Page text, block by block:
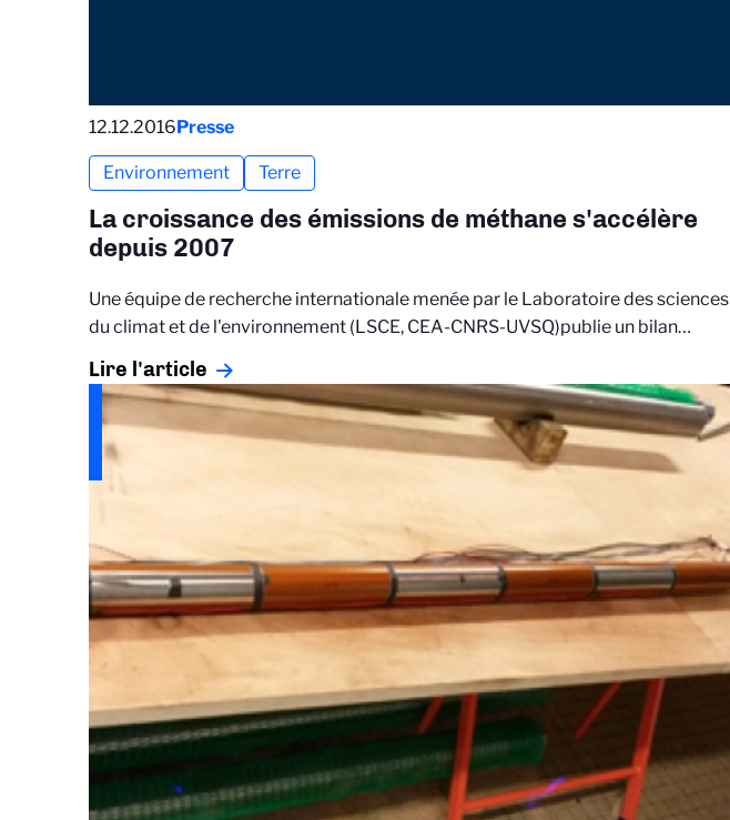
12.12.2016Presse
Environnement Terre
La croissance des émissions de méthane s'accélère
depuis 2007
Une équipe de recherche internationale menée par le Laboratoire des sciences
du climat et de l'environnement (LSCE, CEA-CNRS-UVSQ)publie un bilan…
Lire l'article